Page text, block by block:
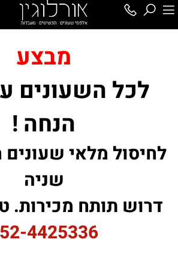
מבצע
הנחה !
לחיסול מלאי
שניה
דרוש תותח מכירות.
4425336